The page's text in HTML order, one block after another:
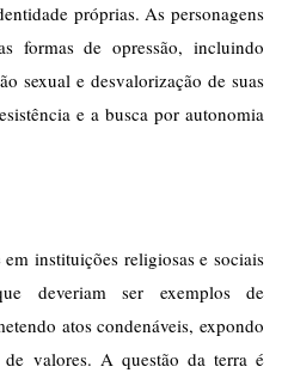
próprias. As personagens
formas de opressão, incluindo
sexual e desvalorização de suas
e a busca por autonomia
instituições religiosas e sociais
deveriam ser exemplos de
atos condenáveis, expondo
valores. A questão da terra é